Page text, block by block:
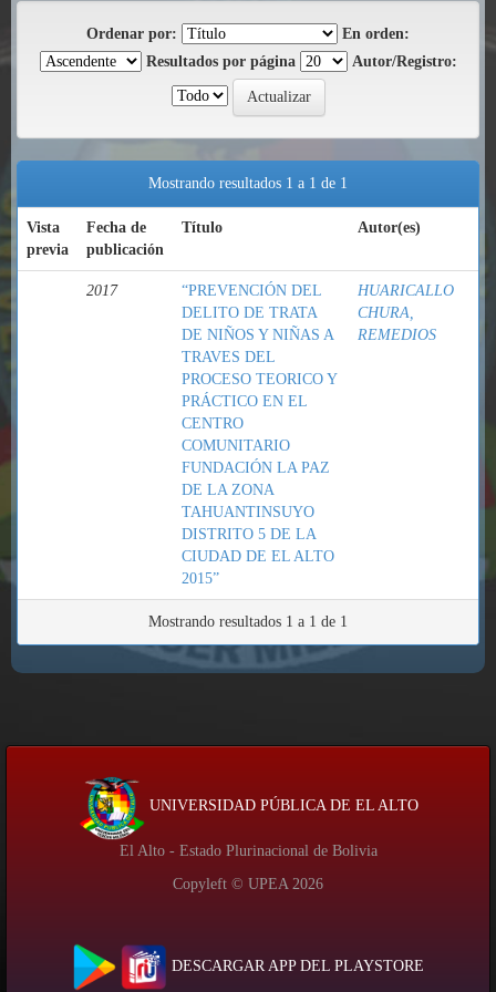
Ordenar por:
En orden:
Resultados por página
Autor/Registro:
Mostrando resultados 1 a 1 de 1
Vista
previa
Fecha de
publicación
Título Autor(es)
2017
“PREVENCIÓN DEL
DELITO DE TRATA
DE NIÑOS Y NIÑAS A
TRAVES DEL
PROCESO TEORICO Y
PRÁCTICO EN EL
CENTRO
COMUNITARIO
FUNDACIÓN LA PAZ
DE LA ZONA
TAHUANTINSUYO
DISTRITO 5 DE LA
CIUDAD DE EL ALTO
2015”
HUARICALLO
CHURA,
REMEDIOS
Mostrando resultados 1 a 1 de 1
UNIVERSIDAD PÚBLICA DE EL ALTO
El Alto - Estado Plurinacional de Bolivia
Copyleft © UPEA 2026
DESCARGAR APP DEL PLAYSTORE